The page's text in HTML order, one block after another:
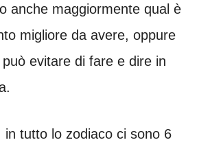
anche maggiormente qual è
migliore da avere, oppure
evitare di fare e dire in
in tutto lo zodiaco ci sono 6